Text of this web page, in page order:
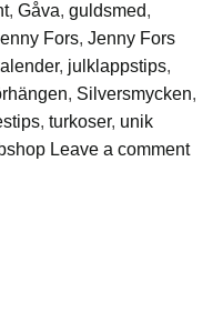
, Gåva, guldsmed,
Fors, Jenny Fors
, julklappstips,
, Silversmycken,
, turkoser, unik
Leave a comment